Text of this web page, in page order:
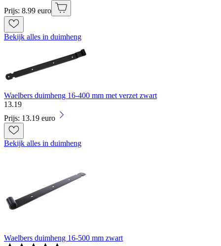
Prijs: 8.99 euro
Bekijk alles in duimheng
Waelbers duimheng 16-400 mm met verzet zwart
13.19
Prijs: 13.19 euro
Bekijk alles in duimheng
Waelbers duimheng 16-500 mm zwart